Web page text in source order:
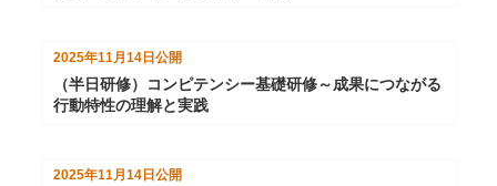
2025年11月14日 公開
（半日研修）コンピテンシー基礎研修～成果につながる
行動特性の理解と実践
2025年11月14日公開